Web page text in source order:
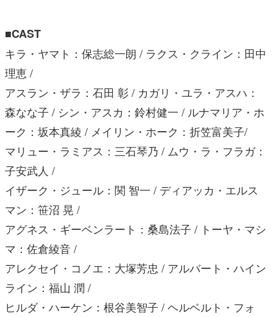
■CAST
キラ・ヤマト：保志総一朗 / ラクス・クライン：田中
理恵 /
アスラン・ザラ：石田 彰 / カガリ・ユラ・アスハ：
森なな子 / シン・アスカ：鈴村健一 / ルナマリア・ホ
ーク：坂本真綾 / メイリン・ホーク：折笠富美子/
マリュー・ラミアス：三石琴乃 / ムウ・ラ・フラガ：
子安武人 /
イザーク・ジュール：関 智一 / ディアッカ・エルス
マン：笹沼 晃 /
アグネス・ギーベンラート：桑島法子 / トーヤ・マシ
マ：佐倉綾音 /
アレクセイ・コノエ：大塚芳忠 / アルバート・ハイン
ライン：福山 潤 /
ヒルダ・ハーケン：根谷美智子 / ヘルベルト・フォ